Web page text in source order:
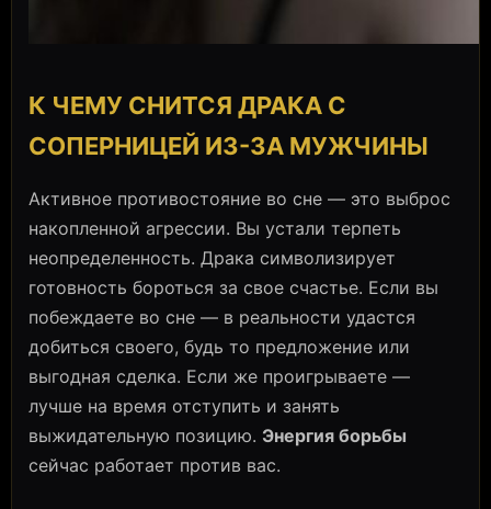
К ЧЕМУ СНИТСЯ ДРАКА С
СОПЕРНИЦЕЙ ИЗ-ЗА МУЖЧИНЫ
Активное противостояние во сне — это выброс
накопленной агрессии. Вы устали терпеть
неопределенность. Драка символизирует
готовность бороться за свое счастье. Если вы
побеждаете во сне — в реальности удастся
добиться своего, будь то предложение или
выгодная сделка. Если же проигрываете —
лучше на время отступить и занять
выжидательную позицию. Энергия борьбы
сейчас работает против вас.